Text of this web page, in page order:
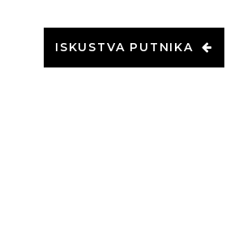
ISKUSTVA PUTNIKA